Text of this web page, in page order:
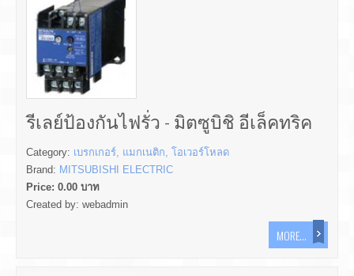
รีเลย์ป้องกันไฟรั่ว - มิตซูบิชิ อีเล็คทริค
Category: เบรกเกอร์, แมกเนติก, โอเวอร์โหลด
Brand: MITSUBISHI ELECTRIC
Price: 0.00 บาท
Created by: webadmin
MORE...